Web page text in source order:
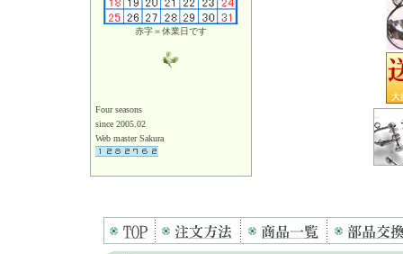
赤字＝休業日です
Four seasons
since 2005.02
Web master Sakura